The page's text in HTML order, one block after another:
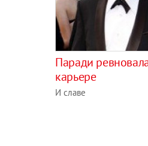
Паради
карьере
И славе